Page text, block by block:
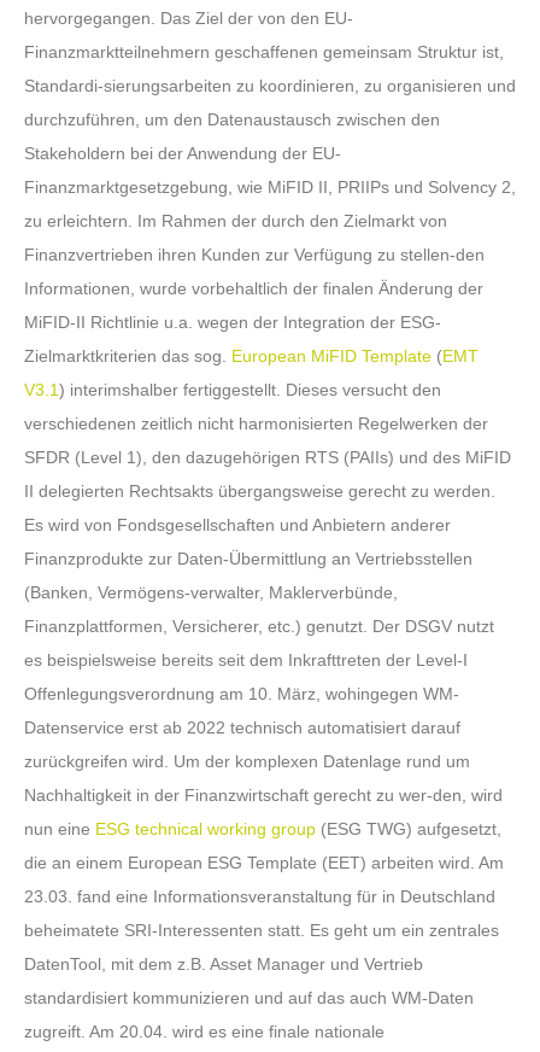
hervorgegangen. Das Ziel der von den EU-
Finanzmarktteilnehmern geschaffenen gemeinsam Struktur ist,
Standardi-sierungsarbeiten zu koordinieren, zu organisieren und
durchzuführen, um den Datenaustausch zwischen den
Stakeholdern bei der Anwendung der EU-
Finanzmarktgesetzgebung, wie MiFID II, PRIIPs und Solvency 2,
zu erleichtern. Im Rahmen der durch den Zielmarkt von
Finanzvertrieben ihren Kunden zur Verfügung zu stellen-den
Informationen, wurde vorbehaltlich der finalen Änderung der
MiFID-II Richtlinie u.a. wegen der Integration der ESG-
Zielmarktkriterien das sog. European MiFID Template (EMT
V3.1) interimshalber fertiggestellt. Dieses versucht den
verschiedenen zeitlich nicht harmonisierten Regelwerken der
SFDR (Level 1), den dazugehörigen RTS (PAIIs) und des MiFID
II delegierten Rechtsakts übergangsweise gerecht zu werden.
Es wird von Fondsgesellschaften und Anbietern anderer
Finanzprodukte zur Daten-Übermittlung an Vertriebsstellen
(Banken, Vermögens-verwalter, Maklerverbünde,
Finanzplattformen, Versicherer, etc.) genutzt. Der DSGV nutzt
es beispielsweise bereits seit dem Inkrafttreten der Level-I
Offenlegungsverordnung am 10. März, wohingegen WM-
Datenservice erst ab 2022 technisch automatisiert darauf
zurückgreifen wird. Um der komplexen Datenlage rund um
Nachhaltigkeit in der Finanzwirtschaft gerecht zu wer-den, wird
nun eine ESG technical working group (ESG TWG) aufgesetzt,
die an einem European ESG Template (EET) arbeiten wird. Am
23.03. fand eine Informationsveranstaltung für in Deutschland
beheimatete SRI-Interessenten statt. Es geht um ein zentrales
DatenTool, mit dem z.B. Asset Manager und Vertrieb
standardisiert kommunizieren und auf das auch WM-Daten
zugreift. Am 20.04. wird es eine finale nationale